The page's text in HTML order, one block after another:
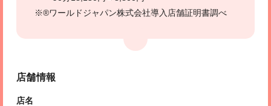
※®ワールドジャパン株式会社導入店舗証明書調べ
店舗情報
店名